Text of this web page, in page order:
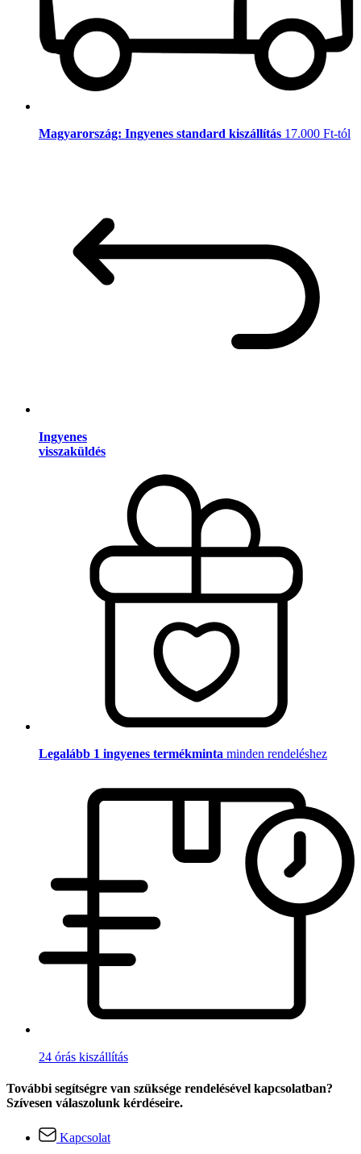
Magyarország: Ingyenes standard kiszállítás 17.000 Ft-tól
Ingyenes
visszaküldés
Legalább 1 ingyenes termékminta minden rendeléshez
24 órás kiszállítás
További segítségre van szüksége rendelésével kapcsolatban?
Szívesen válaszolunk kérdéseire.
Kapcsolat